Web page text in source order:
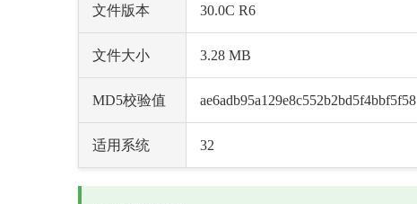
文件版本 30.0C R6
文件大小 3.28 MB
MD5校验值 ae6adb95a129e8c552b2bd5f4bbf5f58
适用系统 32